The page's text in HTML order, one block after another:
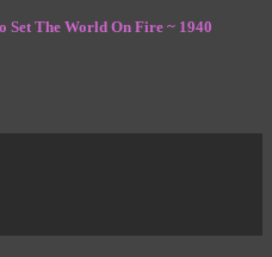
Set The World On Fire ~ 1940